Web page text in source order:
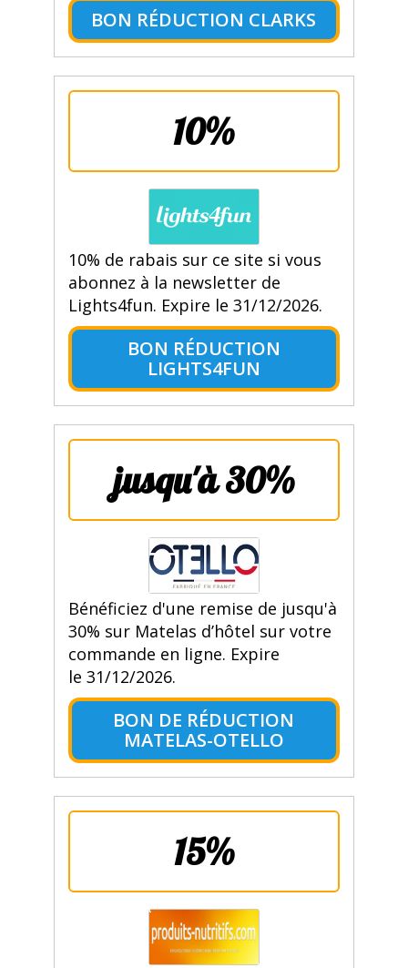
BON RÉDUCTION CLARKS
10%
10% de rabais sur ce site si vous
abonnez à la newsletter de
Lights4fun. Expire le 31/12/2026.
BON RÉDUCTION
LIGHTS4FUN
jusqu'à 30%
Bénéficiez d'une remise de jusqu'à
30% sur Matelas d’hôtel sur votre
commande en ligne. Expire
le 31/12/2026.
BON DE RÉDUCTION
MATELAS-OTELLO
15%